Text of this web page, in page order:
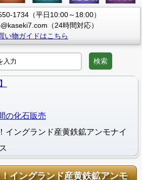
1734（平日10:00～18:00）
（24時間対応）
い物ガイドはこちら
検索
の化石販売
イングランド産黄鉄鉱アンモナイ
イングランド産黄鉄鉱アンモ